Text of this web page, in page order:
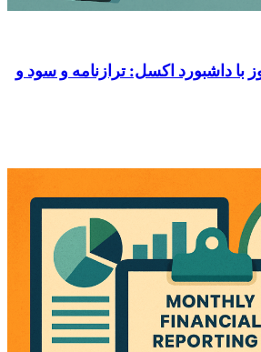
با داشبورد اکسل: ترازنامه و سود و